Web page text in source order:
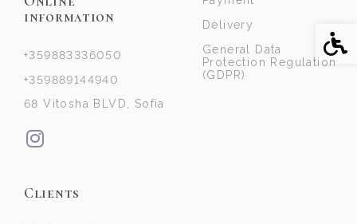
information
+359883336050
+359889144940
68 Vitosha BLVD, Sofia
Delivery
General Data
Protection Regulation
(GDPR)
Clients